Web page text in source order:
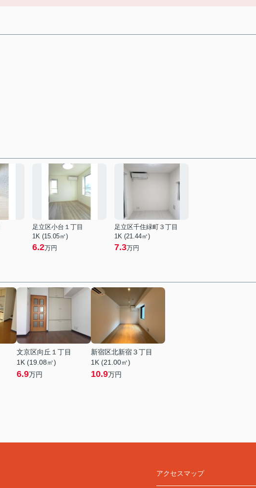
足立区小台１丁目
1K (15.05㎡)
6.2万円
足立区千住緑町３丁目
1K (21.44㎡)
7.3万円
文京区向丘１丁目
1K (19.08㎡)
6.9万円
新宿区北新宿３丁目
1K (21.00㎡)
10.9万円
アクセスマップ